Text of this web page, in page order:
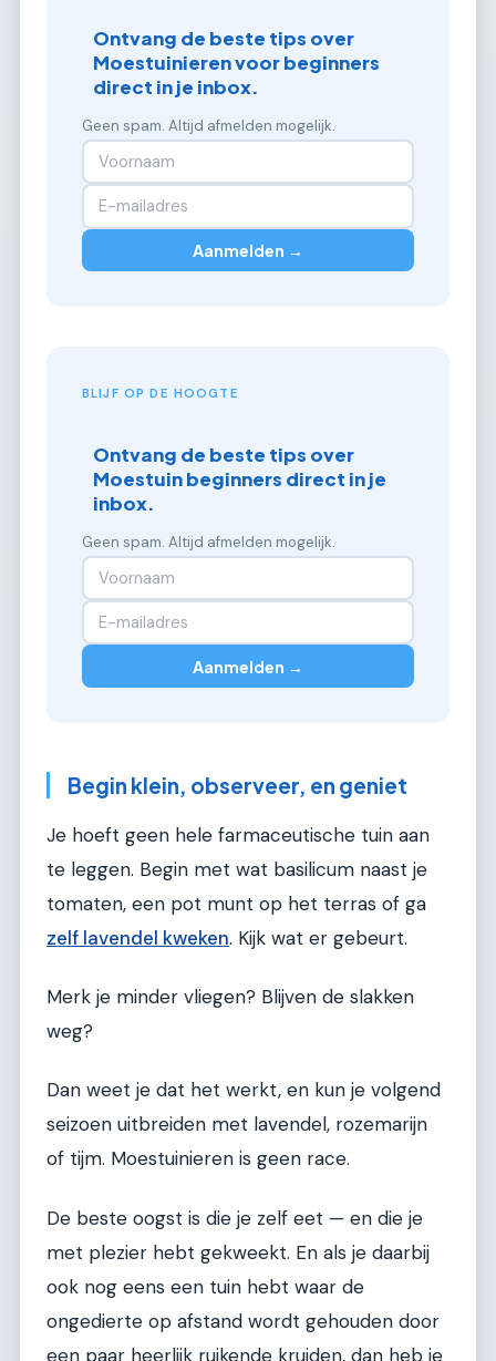
Ontvang de beste tips over
Moestuinieren voor beginners
direct in je inbox.
Geen spam. Altijd afmelden mogelijk.
Aanmelden →
BLIJF OP DE HOOGTE
Ontvang de beste tips over
Moestuin beginners direct in je
inbox.
Geen spam. Altijd afmelden mogelijk.
Aanmelden →
Begin klein, observeer, en geniet
Je hoeft geen hele farmaceutische tuin aan
te leggen. Begin met wat basilicum naast je
tomaten, een pot munt op het terras of ga
zelf lavendel kweken. Kijk wat er gebeurt.
Merk je minder vliegen? Blijven de slakken
weg?
Dan weet je dat het werkt, en kun je volgend
seizoen uitbreiden met lavendel, rozemarijn
of tijm. Moestuinieren is geen race.
De beste oogst is die je zelf eet — en die je
met plezier hebt gekweekt. En als je daarbij
ook nog eens een tuin hebt waar de
ongedierte op afstand wordt gehouden door
een paar heerlijk ruikende kruiden, dan heb je